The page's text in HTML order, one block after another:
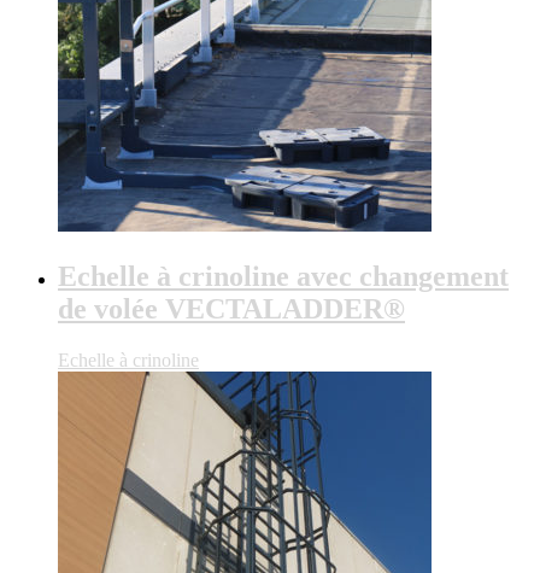
Echelle à crinoline avec changement
de volée VECTALADDER®
Echelle à crinoline